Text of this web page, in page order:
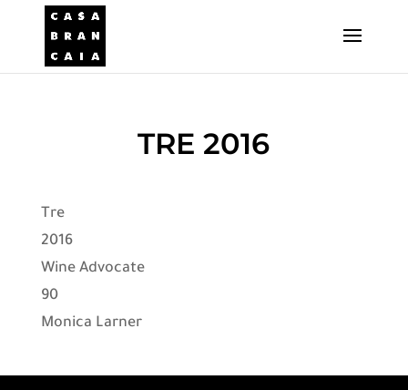
TRE 2016
Tre
2016
Wine Advocate
90
Monica Larner